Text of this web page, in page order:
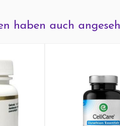
haben auch